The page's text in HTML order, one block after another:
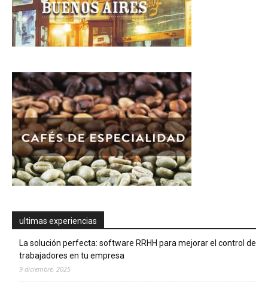
ultimas experiencias
La solución perfecta: software RRHH para mejorar el control de
trabajadores en tu empresa
9 diciembre, 2025